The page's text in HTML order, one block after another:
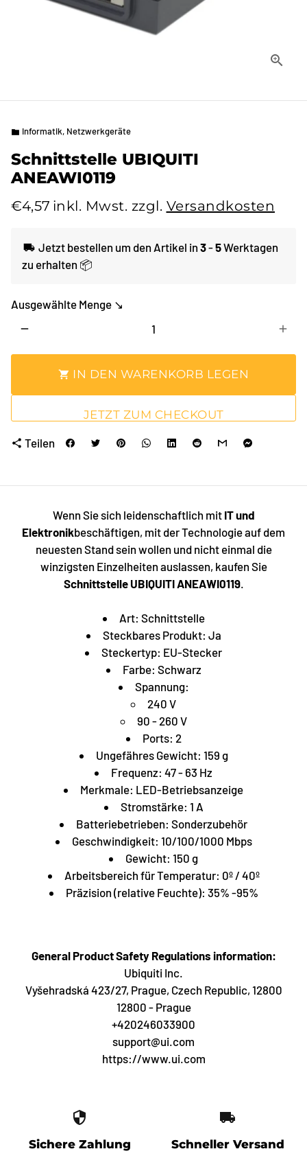
folder Informatik, Netzwerkgeräte
Schnittstelle UBIQUITI
ANEAWI0119
€4,57 inkl. Mwst. zzgl. Versandkosten
local_shipping Jetzt bestellen um den Artikel in 3-5Werktagen
zu erhalten 📦
Ausgewählte Menge ↘
remove add
shopping_cart IN DEN WARENKORB LEGEN
JETZT ZUM CHECKOUT
share Teilen
Wenn Sie sich leidenschaftlich mit IT und
Elektronikbeschäftigen, mit der Technologie auf dem
neuesten Stand sein wollen und nicht einmal die
winzigsten Einzelheiten auslassen, kaufen Sie
Schnittstelle UBIQUITI ANEAWI0119.
Art: Schnittstelle
Steckbares Produkt: Ja
Steckertyp: EU-Stecker
Farbe: Schwarz
Spannung:
240 V
90 - 260 V
Ports: 2
Ungefähres Gewicht: 159 g
Frequenz: 47 - 63 Hz
Merkmale: LED-Betriebsanzeige
Stromstärke: 1 A
Batteriebetrieben: Sonderzubehör
Geschwindigkeit: 10/100/1000 Mbps
Gewicht: 150 g
Arbeitsbereich für Temperatur: 0º / 40º
Präzision (relative Feuchte): 35% -95%
General Product Safety Regulations information:
Ubiquiti Inc.
Vyšehradská 423/27, Prague, Czech Republic, 12800
12800 - Prague
+420246033900
support@ui.com
https://www.ui.com
security
Sichere Zahlung
local_shipping
Schneller Versand